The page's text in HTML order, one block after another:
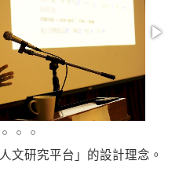
文研究平台」的設計理念。